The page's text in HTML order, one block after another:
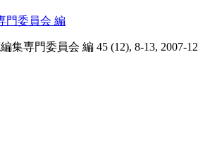
門委員会 編
集専門委員会 編 45 (12), 8-13, 2007-12